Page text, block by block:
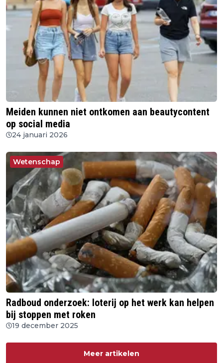
Meiden kunnen niet ontkomen aan beautycontent
op social media
24 januari 2026
Wetenschap
Radboud onderzoek: loterij op het werk kan helpen
bij stoppen met roken
19 december 2025
Meer artikelen